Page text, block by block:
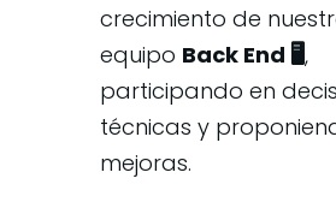
crecimiento de
equipo Back End 🖥️,
participando en
técnicas y
mejoras.